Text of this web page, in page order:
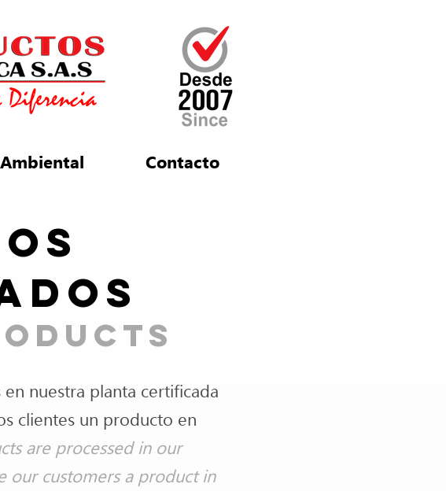
Ambiental Contacto
nuestra planta certificada
clientes un producto en
are processed in our
our customers a product in